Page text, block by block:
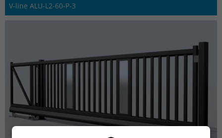
V-line ALU-L2-60-P-3